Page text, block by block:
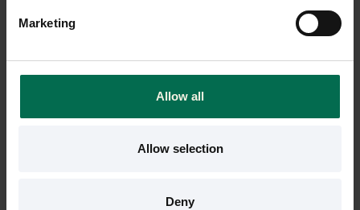
Marketing
Allow all
Allow selection
Deny
1 i lager
C02
C02